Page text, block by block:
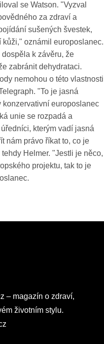
se Watson. "Vyzval
za zdraví a
sušených švestek,
oznámil europoslanec.
k závěru, že
zabránit dehydrataci.
nemohou o této vlastnosti
"To je jasná
konzervativní europoslanec
unie se rozpadá a
kterým vadí jasná
nám právo říkat to, co je
Helmer. "Jestli je něco,
projektu, tak to je
– magazín o zdraví,
životním stylu.